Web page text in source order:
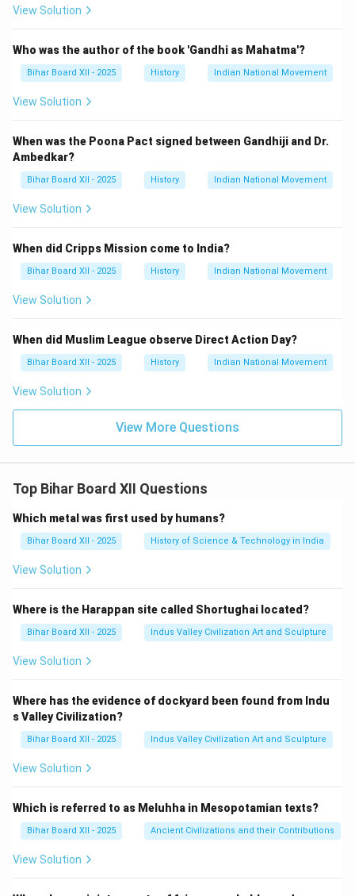
View Solution
Who was the author of the book 'Gandhi as Mahatma'?
Bihar Board XII - 2025 History Indian National Movement
View Solution
When was the Poona Pact signed between Gandhiji and Dr.
Ambedkar?
Bihar Board XII - 2025 History Indian National Movement
View Solution
When did Cripps Mission come to India?
Bihar Board XII - 2025 History Indian National Movement
View Solution
When did Muslim League observe Direct Action Day?
Bihar Board XII - 2025 History Indian National Movement
View Solution
View More Questions
Top Bihar Board XII Questions
Which metal was first used by humans?
Bihar Board XII - 2025 History of Science & Technology in India
View Solution
Where is the Harappan site called Shortughai located?
Bihar Board XII - 2025 Indus Valley Civilization Art and Sculpture
View Solution
Where has the evidence of dockyard been found from Indu
s Valley Civilization?
Bihar Board XII - 2025 Indus Valley Civilization Art and Sculpture
View Solution
Which is referred to as Meluhha in Mesopotamian texts?
Bihar Board XII - 2025 Ancient Civilizations and their Contributions
View Solution